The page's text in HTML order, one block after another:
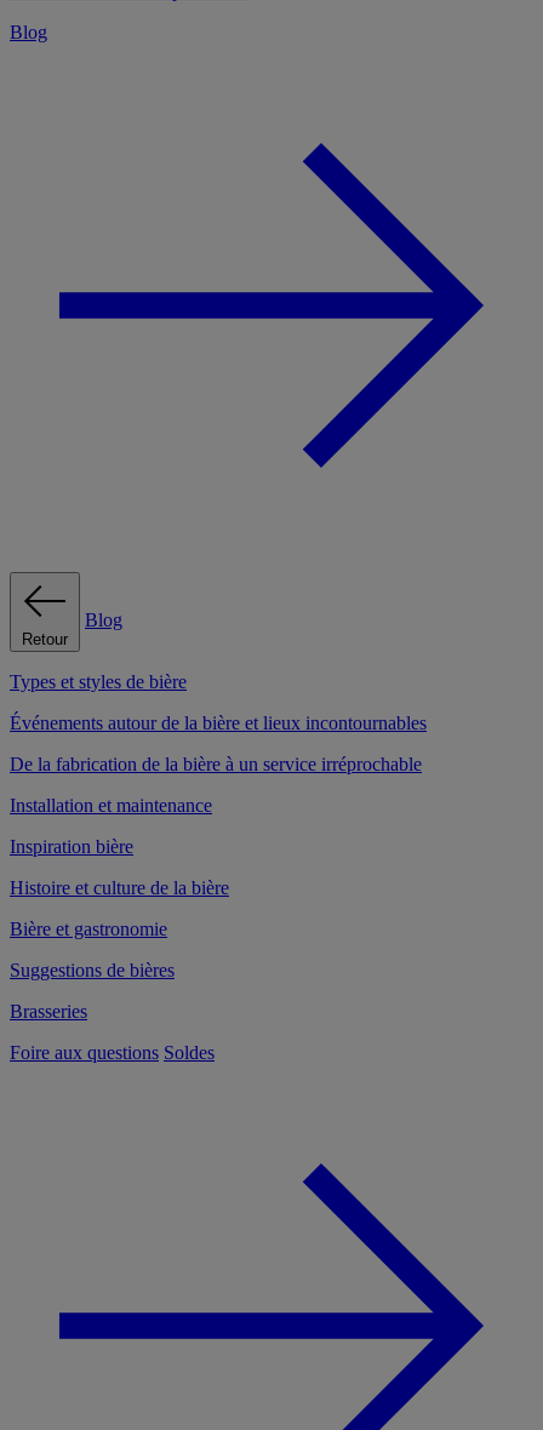
Blog
Retour
Blog
Types et styles de bière
Événements autour de la bière et lieux incontournables
De la fabrication de la bière à un service irréprochable
Installation et maintenance
Inspiration bière
Histoire et culture de la bière
Bière et gastronomie
Suggestions de bières
Brasseries
Foire aux questions Soldes